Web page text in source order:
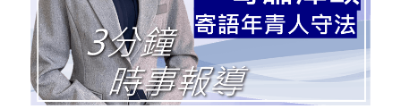
美西極權主義
真相直擊
極端暴恐實錄
莫綺琪專欄
黃萬成專欄
招國偉專欄
黎智英案審訊
支聯會案
35+顛覆案
休閒好介紹
親子
花生仔漫畫週記
人才招聘
投稿熱線
商戶合作
搜索
繁體中文
繁體中文